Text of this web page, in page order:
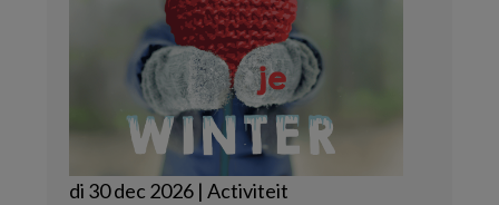
di 30 dec 2026 | Activiteit